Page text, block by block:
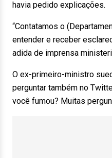
havia pedido explicações.
“Contatamos o
entender e receber
adida de imprensa
O ex-primeiro-ministro
perguntar também no
você fumou? Muitas